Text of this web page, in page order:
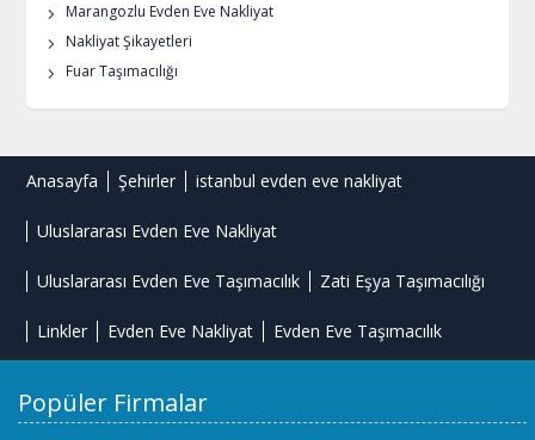
Marangozlu Evden Eve Nakliyat
Nakliyat Şikayetleri
Fuar Taşımacılığı
Anasayfa Şehirler istanbul evden eve nakliyat
Uluslararası Evden Eve Nakliyat
Uluslararası Evden Eve Taşımacılık Zati Eşya Taşımacılığı
Linkler Evden Eve Nakliyat Evden Eve Taşımacılık
Popüler Firmalar